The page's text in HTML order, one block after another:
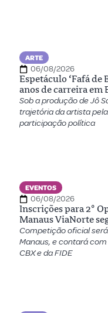
ARTE
06/08/2026
Espetáculo ‘Fafá de
anos de carreira em
Sob a produção de Jô
trajetória da artista
participação política
EVENTOS
06/08/2026
Inscrições para 2º
Manaus ViaNorte
Competição oficial
Manaus, e contará
CBX e da FIDE